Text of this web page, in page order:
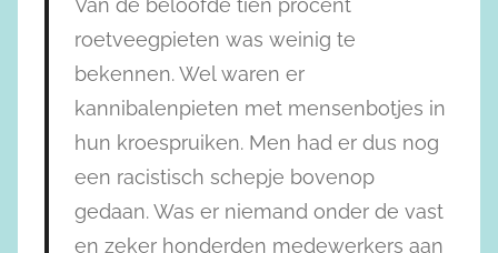
roetveegpieten was weinig te
bekennen. Wel waren er
kannibalenpieten met mensenbotjes in
hun kroespruiken. Men had er dus nog
een racistisch schepje bovenop
gedaan. Was er niemand onder de vast
en zeker honderden medewerkers aan